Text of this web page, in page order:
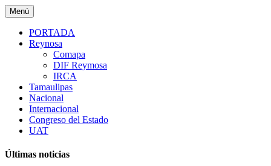
Saltar
al
contenido
Menú
PORTADA
Reynosa
Comapa
DIF Reymosa
IRCA
Tamaulipas
Nacional
Internacional
Congreso del Estado
UAT
Últimas noticias